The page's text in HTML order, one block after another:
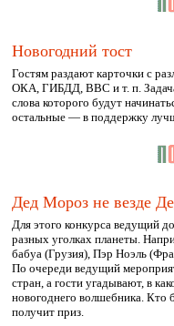
Новогодний тост
Гостям раздают карточки с
ОКА, ГИБДД, ВВС и т. п. Задача
слова которого будут
остальные — в поддержку
Дед Мороз не везде
Для этого конкурса ведущий
разных уголках планеты.
бабуа (Грузия), Пэр Ноэль
По очереди ведущий
стран, а гости угадывают, в
новогоднего волшебника. Кто
получит приз.